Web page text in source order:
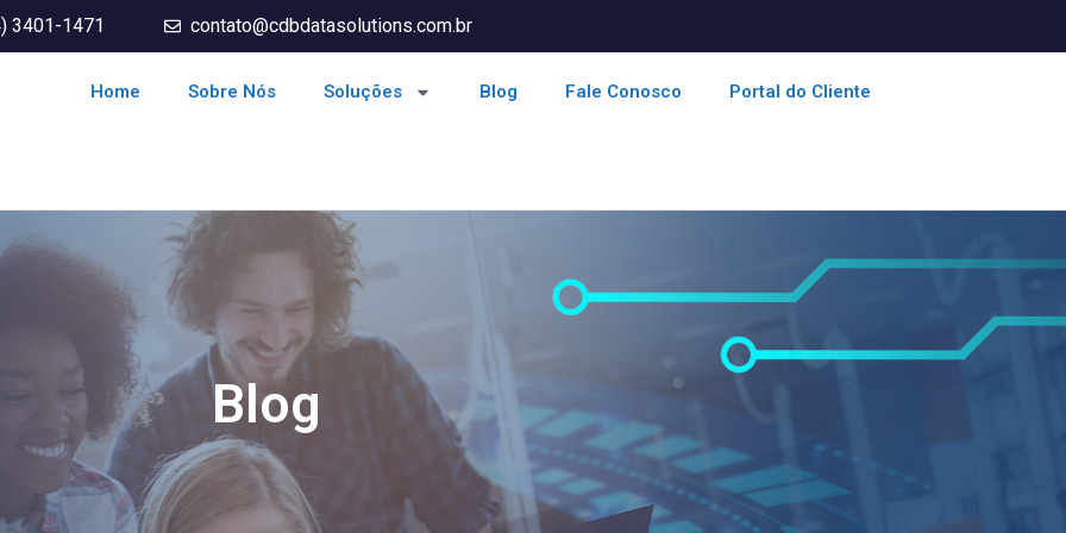
3401-1471 contato@cdbdatasolutions.com.br
Home Sobre Nós Soluções Blog Fale Conosco Portal do Cliente
Blog